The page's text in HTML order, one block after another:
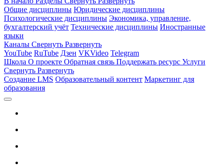
Общие дисциплины Юридические дисциплины
Психологические дисциплины Экономика, управление,
бухгалтерский учёт Технические дисциплины Иностранные
языки
Каналы Свернуть Развернуть
YouTube RuTube Дзен VKVideo Telegram
Школа О проекте Обратная связь Поддержать ресурс Услуги
Свернуть Развернуть
Создание LMS Образовательный контент Маркетинг для
образования